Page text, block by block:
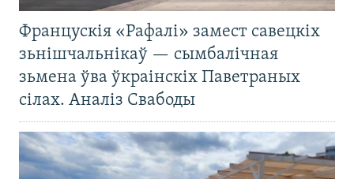
Францускія «Рафалі» замест савецкіх
зьнішчальнікаў — сымбалічная
зьмена ўва ўкраінскіх Паветраных
сілах. Аналіз Свабоды